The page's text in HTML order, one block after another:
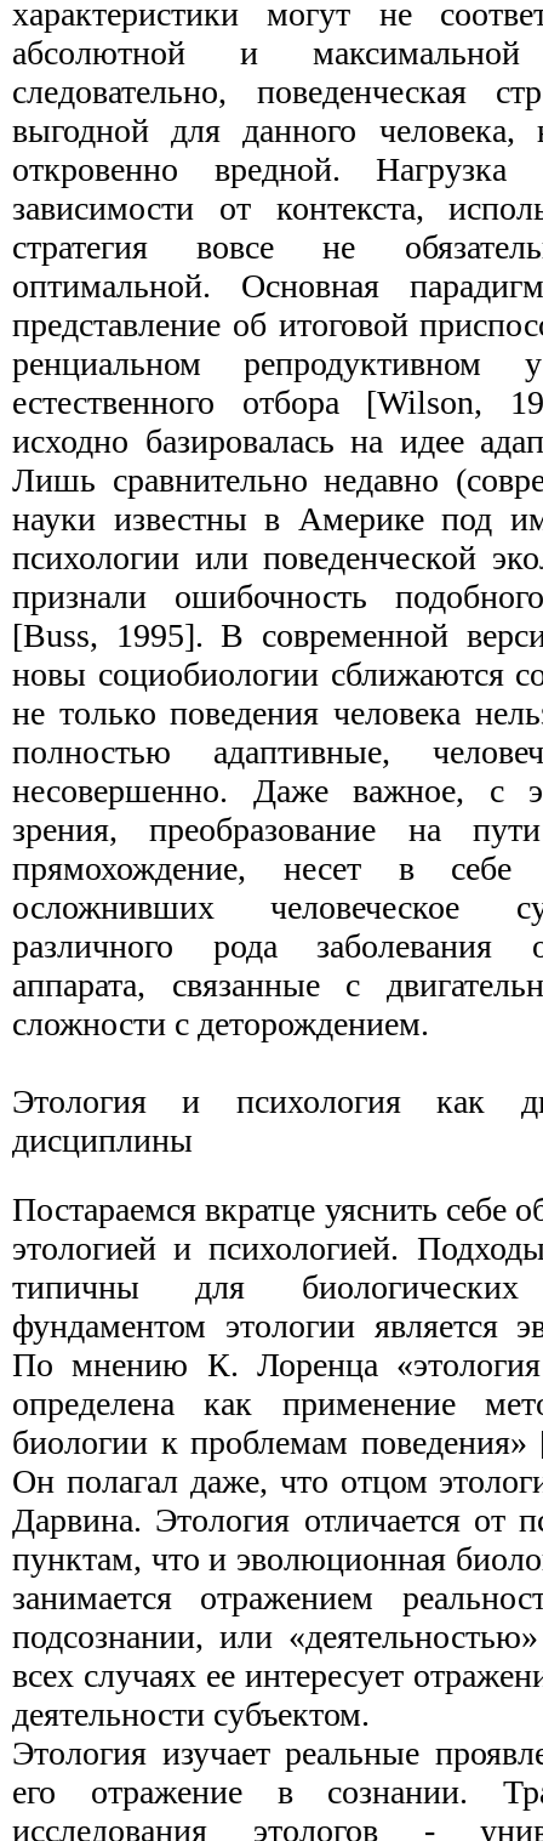
характеристики могут не
абсолютной и
следовательно, поведенческая
выгодной для данно­го человека,
откровенно вредной.
зависимости от контекста,
стратегия вовсе не
оптимальной. Основная
представление об итоговой
ренциальном репродуктивном
естественного отбора [Wilson,
исходно базировалась на идее
Лишь сравнительно недавно
науки известны в Америке под
психологии или поведенческой
признали ошибочность
[Buss, 1995]. В современной
новы социобиологии сближаются
не только пове­дения человека
полностью адаптивные,
несовершенно. Даже важное, с
зрения, преобразование на
прямохождение, несет в себе
осложнивших человеческое
различного рода заболевания
аппарата, связанные с
сложности с деторождением.
Этология и психология как
дисциплины
Постараемся вкратце уяснить себе
этологией и психологией.
типичны для
фундаментом этологии является
По мнению К. Лоренца
определена как приме­нение
биологии к проблемам
Он полагал даже, что отцом
Дарвина. Этология отличается от
пунктам, что и эволюционная
занимается отражением
подсознании, или
всех случаях ее интересует
деятельности субъектом.
Этология изучает реальные
его отражение в сознании.
исследования этологов -